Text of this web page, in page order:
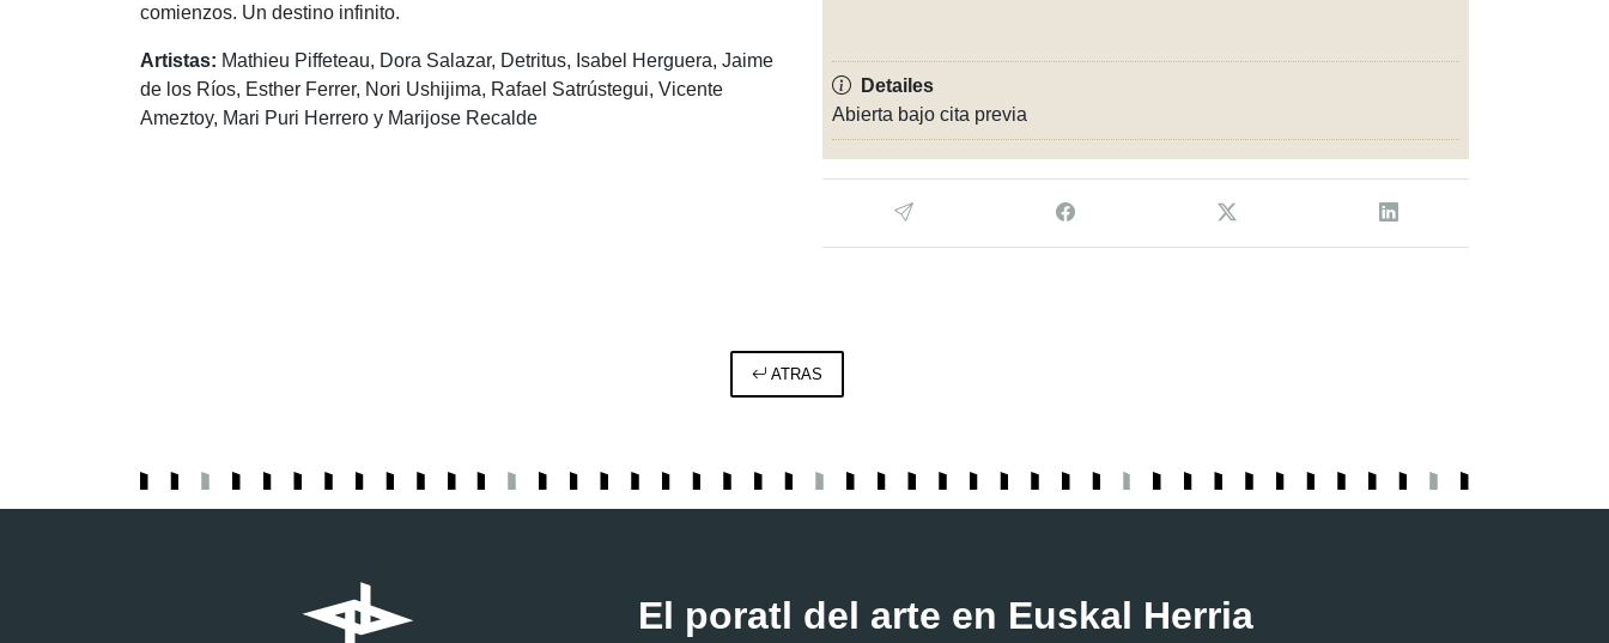
comienzos. Un destino infinito.
Artistas: Mathieu Piffeteau, Dora Salazar, Detritus, Isabel Herguera, Jaime
de los Ríos, Esther Ferrer, Nori Ushijima, Rafael Satrústegui, Vicente
Ameztoy, Mari Puri Herrero y Marijose Recalde
Detailes
Abierta bajo cita previa
ATRAS
El poratl del arte en Euskal Herria